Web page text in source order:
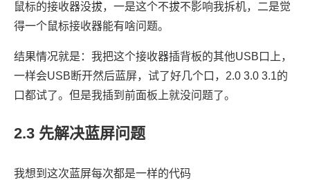
鼠标的接收器没拔，一是这个不拔不影响我拆机，二是觉
得一个鼠标接收器能有啥问题。
结果情况就是：我把这个接收器插背板的其他USB口上，
一样会USB断开然后蓝屏，试了好几个口，2.0 3.0 3.1的
口都试了。但是我插到前面板上就没问题了。
2.3 先解决蓝屏问题
我想到这次蓝屏每次都是一样的代码